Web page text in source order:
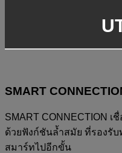
SMART
SMART CONNECTION
ด้วยฟังก์ชันล้ำสมัย ที่รองรั
สมาร์ทไปอีกขั้น